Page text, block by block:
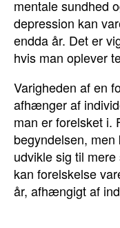
mentale sundhed
depression kan
endda år. Det er
hvis man oplever
Varigheden af en
afhænger af
man er forelsket i.
begyndelsen,
udvikle sig til
kan forelskelse
år, afhængigt af